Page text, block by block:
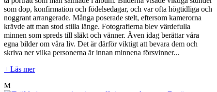
som dop, konfirmation och födelsedagar, och var ofta högtidliga och
noggrant arrangerade. Många poserade stelt, eftersom kamerorna
krävde att man stod stilla länge. Fotografierna blev värdefulla
minnen som spreds till släkt och vänner. Även idag berättar våra
egna bilder om våra liv. Det är därför viktigt att bevara dem och
skriva ner vilka personerna är innan minnena försvinner...
+ Läs mer
M